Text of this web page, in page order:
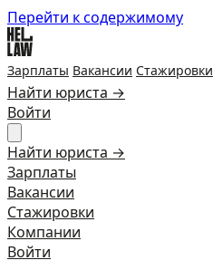
Перейти к содержимому
Зарплаты Вакансии Стажировки
Найти юриста →
Войти
Найти юриста →
Зарплаты
Вакансии
Стажировки
Компании
Войти